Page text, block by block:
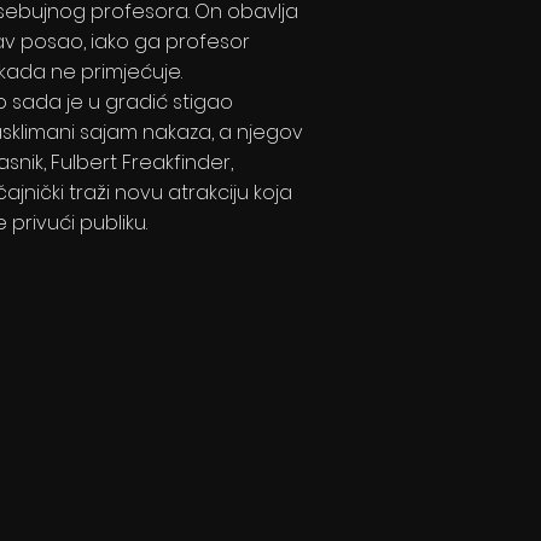
profesora. On obavlja
posao, iako ga profesor
ne primjećuje.
sada je u gradić stigao
sajam nakaza, a njegov
Fulbert Freakfinder,
traži novu atrakciju koja
privući publiku.